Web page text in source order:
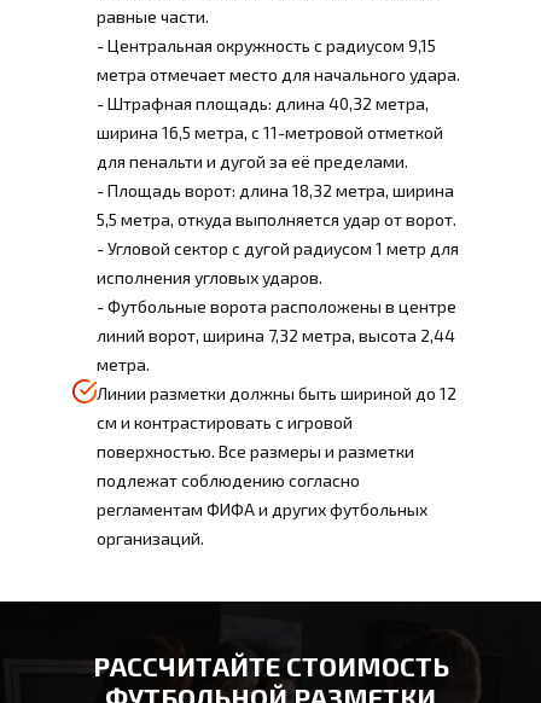
равные части.
- Центральная окружность с радиусом 9,15
метра отмечает место для начального удара.
- Штрафная площадь: длина 40,32 метра,
ширина 16,5 метра, с 11-метровой отметкой
для пенальти и дугой за её пределами.
- Площадь ворот: длина 18,32 метра, ширина
5,5 метра, откуда выполняется удар от ворот.
- Угловой сектор с дугой радиусом 1 метр для
исполнения угловых ударов.
- Футбольные ворота расположены в центре
линий ворот, ширина 7,32 метра, высота 2,44
метра.
Линии разметки должны быть шириной до 12
см и контрастировать с игровой
поверхностью. Все размеры и разметки
подлежат соблюдению согласно
регламентам ФИФА и других футбольных
организаций.
РАССЧИТАЙТЕ СТОИМОСТЬ